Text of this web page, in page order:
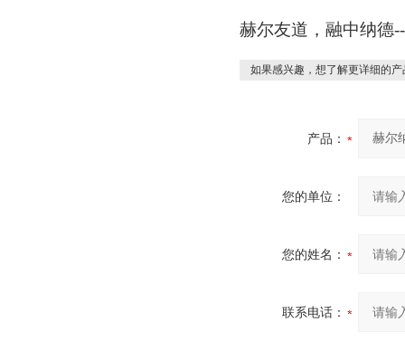
赫尔友道，融中纳德
如果感兴趣，想了解更详细的
产品：
您的单位：
您的姓名：
联系电话：